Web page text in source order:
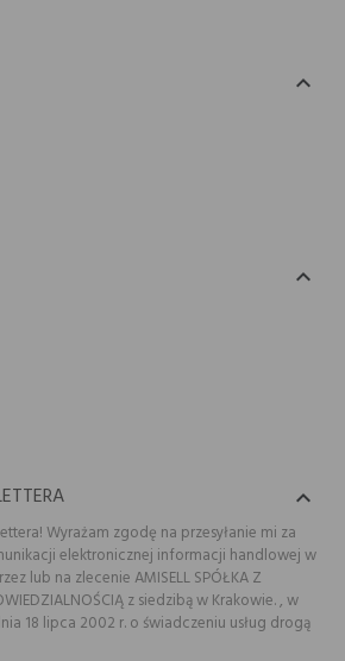



Wyrażam zgodę na przesyłanie mi za
elektronicznej informacji handlowej w
lub na zlecenie AMISELL SPÓŁKA Z
z siedzibą w Krakowie. , w
18 lipca 2002 r. o świadczeniu usług drogą